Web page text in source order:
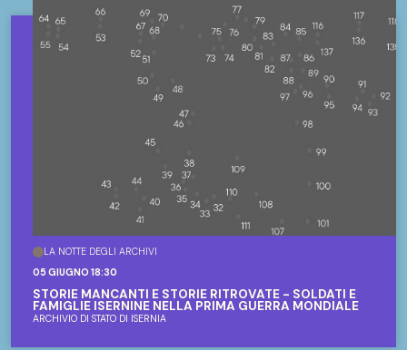
LA NOTTE DEGLI ARCHIVI
05 GIUGNO 18:30
STORIE MANCANTI E STORIE RITROVATE - SOLDATI E
FAMIGLIE ISERNINE NELLA PRIMA GUERRA MONDIALE
ARCHIVIO DI STATO DI ISERNIA